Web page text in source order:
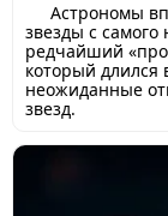
Астрономы
звезды с
редчайший
который длился
неожиданные
звезд.